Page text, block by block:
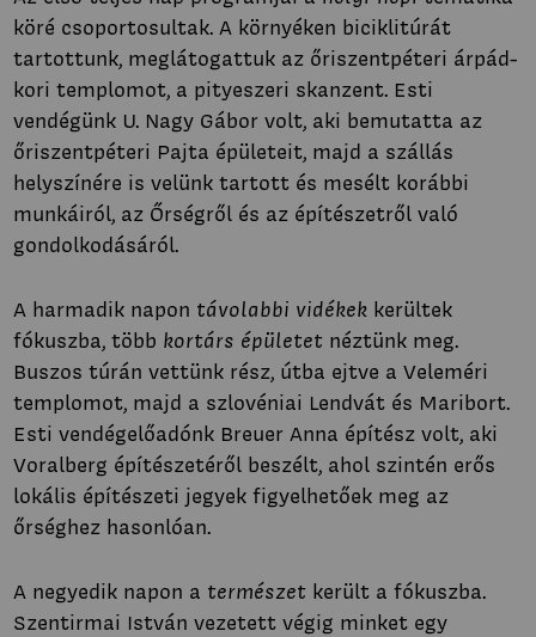
köré csoportosultak. A környéken biciklitúrát
tartottunk, meglátogattuk az őriszentpéteri árpád-
kori templomot, a pityeszeri skanzent. Esti
vendégünk U. Nagy Gábor volt, aki bemutatta az
őriszentpéteri Pajta épületeit, majd a szállás
helyszínére is velünk tartott és mesélt korábbi
munkáiról, az Őrségről és az építészetről való
gondolkodásáról.
A harmadik napon távolabbi vidékek kerültek
fókuszba, több kortárs épületet néztünk meg.
Buszos túrán vettünk rész, útba ejtve a Veleméri
templomot, majd a szlovéniai Lendvát és Maribort.
Esti vendégelőadónk Breuer Anna építész volt, aki
Voralberg építészetéről beszélt, ahol szintén erős
lokális építészeti jegyek figyelhetőek meg az
őrséghez hasonlóan.
A negyedik napon a természet került a fókuszba.
Szentirmai István vezetett végig minket egy